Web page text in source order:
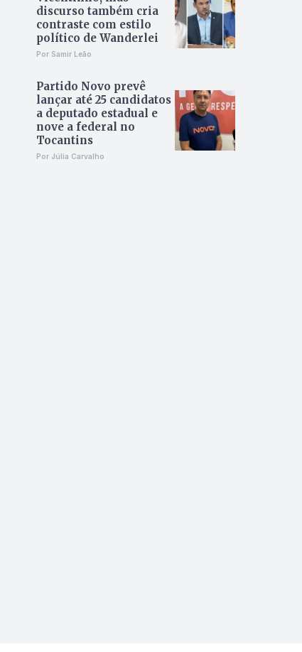
discurso também cria
contraste com estilo
político de Wanderlei
Por Samir Leão
Partido Novo prevê
lançar até 25 candidatos
a deputado estadual e
nove a federal no
Tocantins
Por Júlia Carvalho